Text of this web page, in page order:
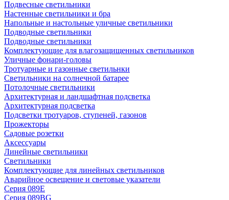
Подвесные светильники
Настенные светильники и бра
Напольные и настольные уличные светильники
Подводные светильники
Подводные светильники
Комплектующие для влагозащищенных светильников
Уличные фонари-головы
Тротуарные и газонные светильнки
Светильники на солнечной батарее
Потолочные светильники
Архитектурная и ландшафтная подсветка
Архитектурная подсветка
Подсветки тротуаров, ступеней, газонов
Прожекторы
Садовые розетки
Аксессуары
Линейные светильники
Светильники
Комплектующие для линейных светильников
Аварийное освещение и световые указатели
Серия 089E
Серия 089BG